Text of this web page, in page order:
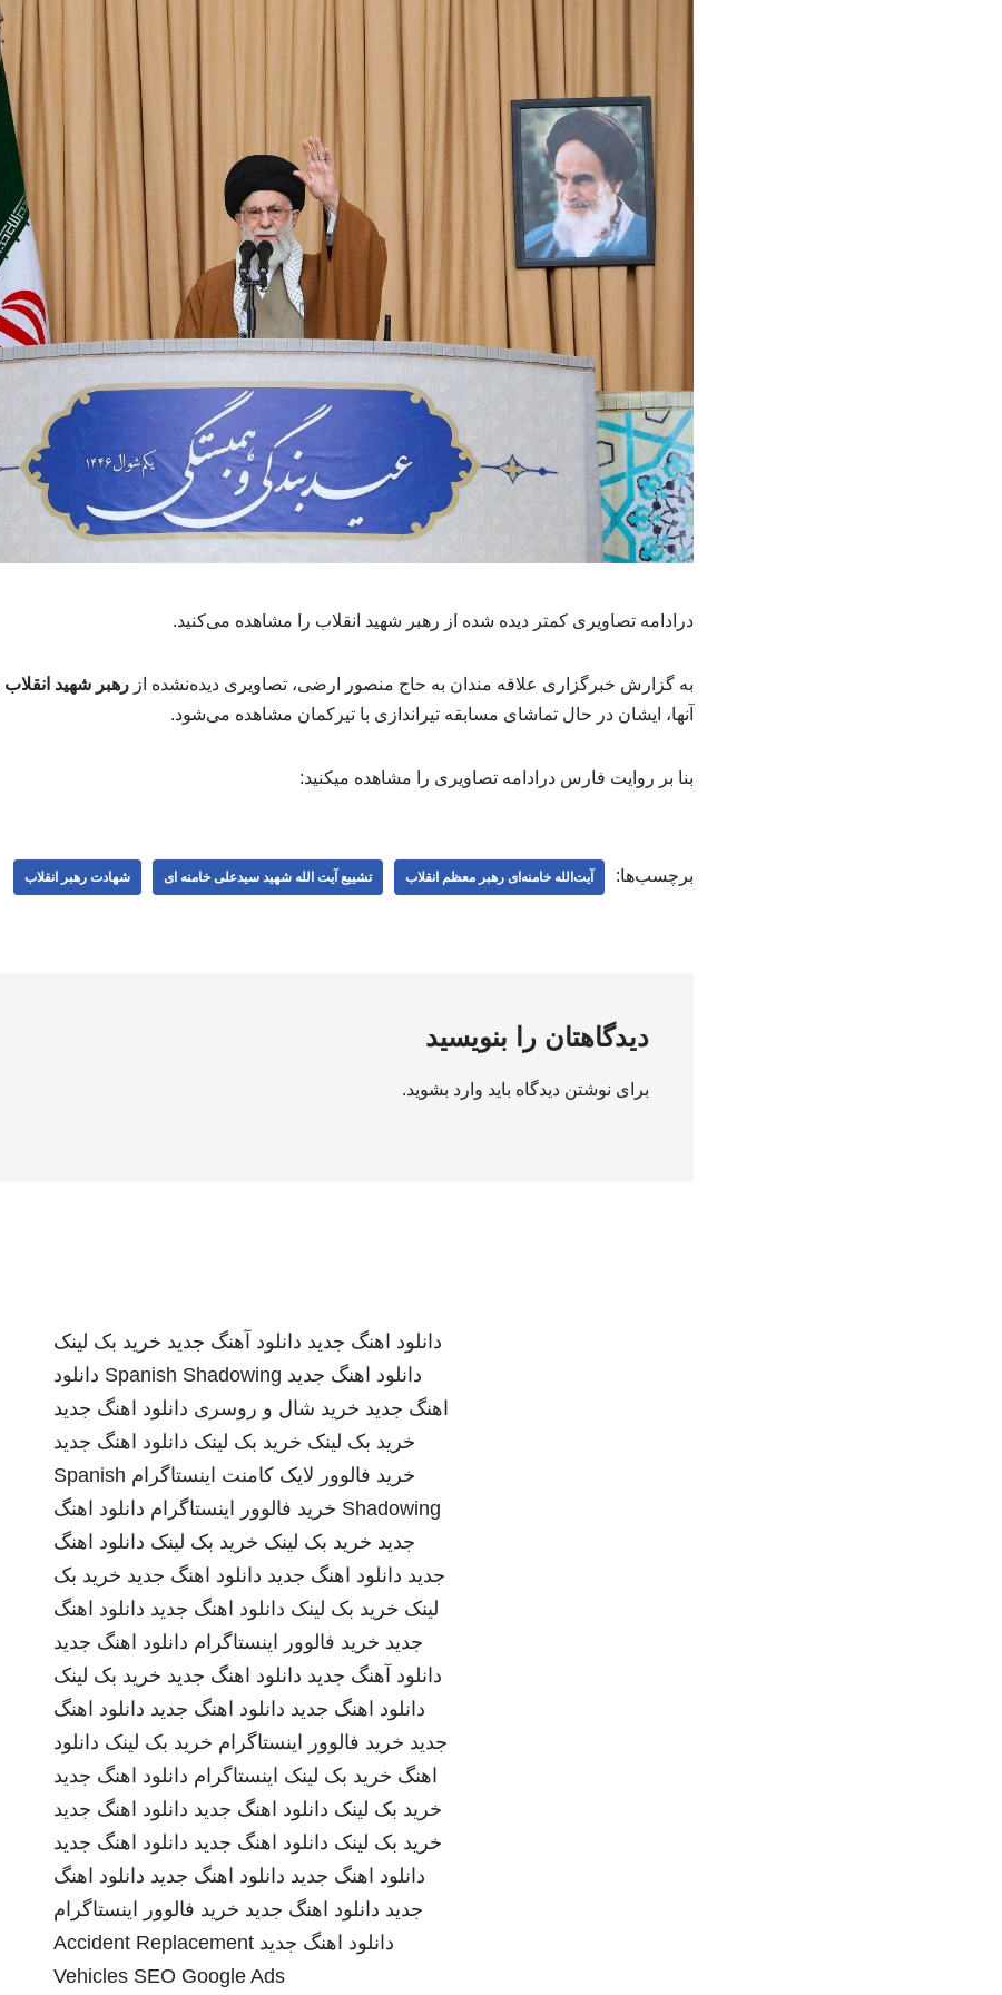
درادامه تصاویری کمتر دیده شده از رهبر شهید انقلاب را مشاهده می‌کنید.
به گزارش خبرگزاری علاقه مندان به حاج منصور ارضی، تصاویری دیده‌نشده ازرهبر شهید انقلاب
آنها، ایشان در حال تماشای مسابقه تیراندازی با تیرکمان مشاهده می‌شود.
بنا بر روایت فارس درادامه تصاویری را مشاهده میکنید:
برچسب‌ها: آیت‌الله خامنه‌ای رهبر معظم انقلاب تشییع آیت الله شهید سیدعلی خامنه ای شهادت رهبر انقلاب
دیدگاهتان را بنویسید
برای نوشتن دیدگاه باید وارد بشوید.
دانلود اهنگ جدید دانلود آهنگ جدید خرید بک لینک
دانلود اهنگ جدید Spanish Shadowing دانلود
اهنگ جدید خرید شال و روسری دانلود اهنگ جدید
خرید بک لینک خرید بک لینک دانلود اهنگ جدید
خرید فالوور لایک کامنت اینستاگرام Spanish
Shadowing خرید فالوور اینستاگرام دانلود اهنگ
جدید خرید بک لینک خرید بک لینک دانلود اهنگ
جدید دانلود اهنگ جدید دانلود اهنگ جدید خرید بک
لینک خرید بک لینک دانلود اهنگ جدید دانلود اهنگ
جدید خرید فالوور اینستاگرام دانلود اهنگ جدید
دانلود آهنگ جدید دانلود اهنگ جدید خرید بک لینک
دانلود اهنگ جدید دانلود اهنگ جدید دانلود اهنگ
جدید خرید فالوور اینستاگرام خرید بک لینک دانلود
اهنگ خرید بک لینک اینستاگرام دانلود اهنگ جدید
خرید بک لینک دانلود اهنگ جدید دانلود اهنگ جدید
خرید بک لینک دانلود اهنگ جدید دانلود اهنگ جدید
دانلود اهنگ جدید دانلود اهنگ جدید دانلود اهنگ
جدید دانلود اهنگ جدید خرید فالوور اینستاگرام
دانلود اهنگ جدید Accident Replacement
Vehicles SEO Google Ads